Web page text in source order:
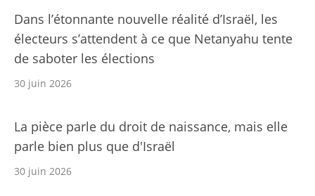
Dans l’étonnante nouvelle réalité d’Israël, les
électeurs s’attendent à ce que Netanyahu tente
de saboter les élections
30 juin 2026
La pièce parle du droit de naissance, mais elle
parle bien plus que d'Israël
30 juin 2026